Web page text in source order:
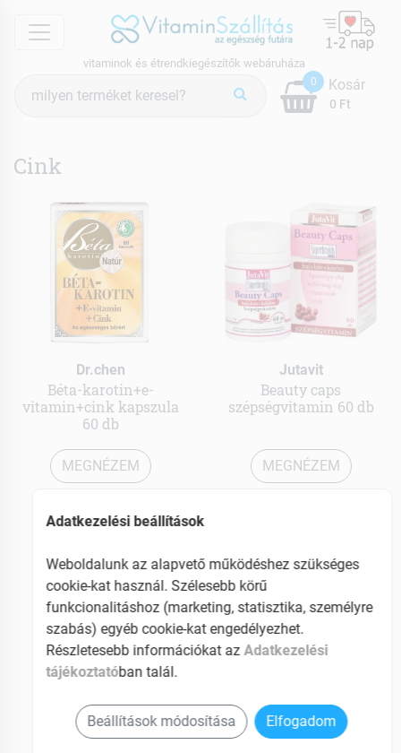
menu
vitaminok és étrendkiegészítők webáruháza
keresés
0
0 Ft
Kosár
Cink
Dr.chen
Béta-karotin+e-
vitamin+cink kapszula
60 db
MEGNÉZEM
Elérhetõ
Kosárba teszem
Jutavit
Beauty caps
szépségvitamin 60 db
MEGNÉZEM
Kosárba teszem
Adatkezelési beállítások
Weboldalunk az alapvető működéshez szükséges
cookie-kat használ. Szélesebb körű
funkcionalitáshoz (marketing, statisztika, személyre
szabás) egyéb cookie-kat engedélyezhet.
Részletesebb információkat az Adatkezelési
tájékoztatóban talál.
Beállítások módosítása Elfogadom